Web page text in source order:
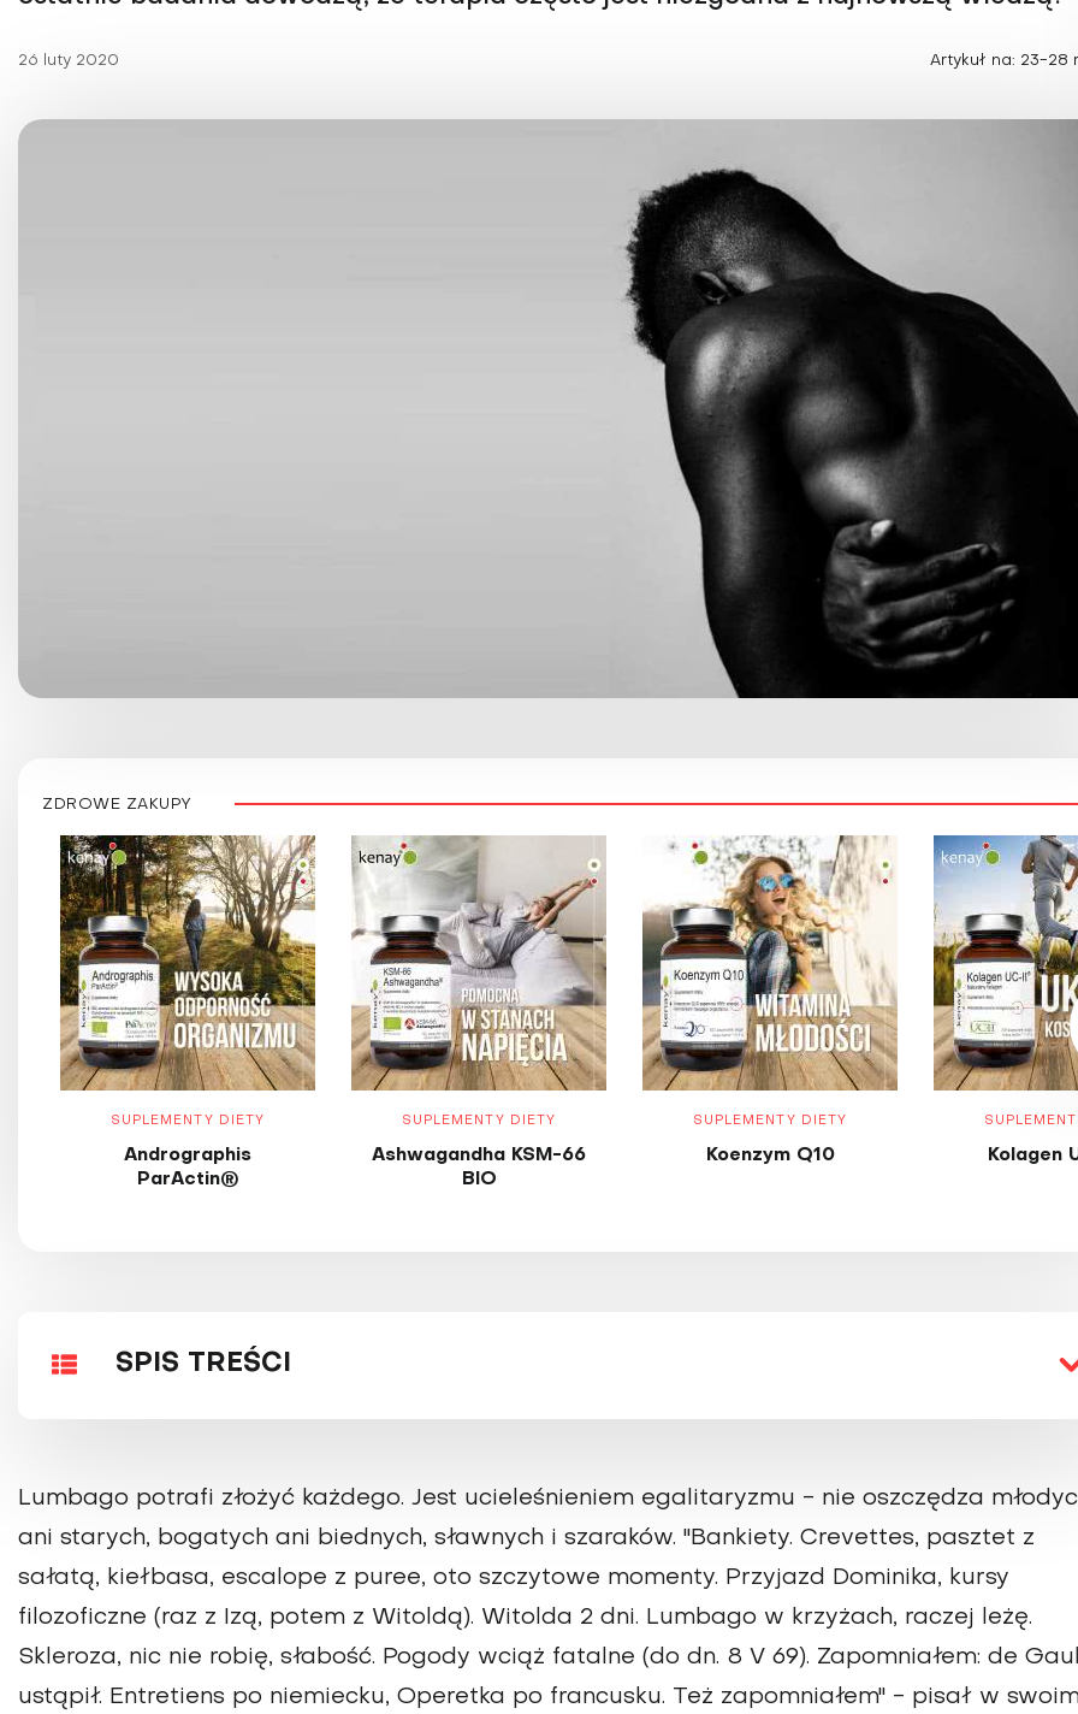
Choroby kobiece Nowotwory
Odporność
26 luty 2020 Artykuł na: 23-28
ZDROWE ZAKUPY
SUPLEMENTY DIETY
Andrographis
ParActin®
SUPLEMENTY DIETY
Ashwagandha KSM-66
BIO
SUPLEMENTY DIETY
Koenzym Q10 Kolagen
SPIS TREŚCI
Lumbago potrafi złożyć każdego. Jest ucieleśnieniem egalitaryzmu - nie oszczędza
ani starych, bogatych ani biednych, sławnych i szaraków. "Bankiety. Crevettes, pasztet z
sałatą, kiełbasa, escalope z puree, oto szczytowe momenty. Przyjazd Dominika, kursy
filozoficzne (raz z Izą, potem z Witoldą). Witolda 2 dni. Lumbago w krzyżach, raczej leżę.
Skleroza, nic nie robię, słabość. Pogody wciąż fatalne (do dn. 8 V 69). Zapomniałem: de
ustąpił. Entretiens po niemiecku, Operetka po francusku. Też zapomniałem" - pisał w